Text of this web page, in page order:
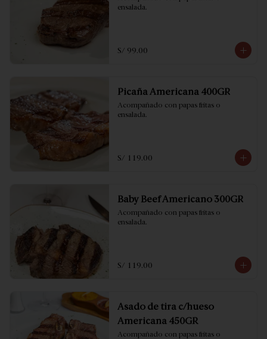
ensalada.
S/ 99.00
Picaña Americana 400GR
Acompañado con papas fritas o
ensalada.
S/ 119.00
Baby Beef Americano 300GR
Acompañado con papas fritas o
ensalada.
S/ 119.00
Asado de tira c/hueso
Americana 450GR
Acompañado con papas fritas o